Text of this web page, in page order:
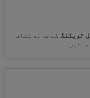
ٹریکنگ کے ساتھ شفاف